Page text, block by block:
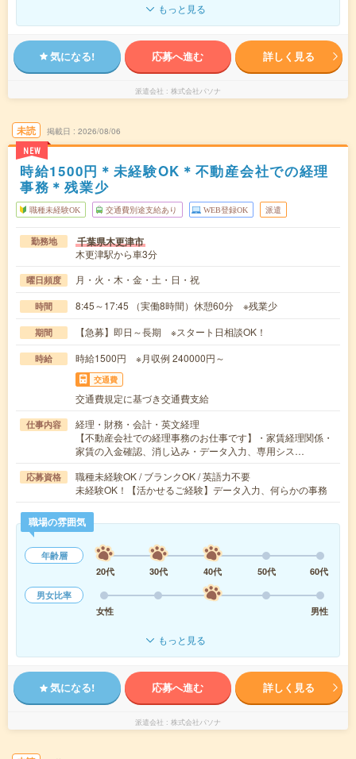
もっと見る
気になる! 応募へ進む 詳しく見る
派遣会社 株式会社パソナ
未読
NEW
掲載日 2026/08/06
時給1500円＊未経験OK＊不動産会社での経理
事務＊残業少
職種未経験OK 交通費別途支給あり WEB登録OK 派遣
勤務地 千葉県木更津市
木更津駅から車3分
曜日頻度 月・火・木・金・土・日・祝
時間 8:45～17:45 （実働8時間）休憩60分 ※残業少
期間 【急募】即日～長期 ※スタート日相談OK！
時給 時給1500円 ※月収例 240000円～
交通費
交通費規定に基づき交通費支給
仕事内容
経理・財務・会計・英文経理
【不動産会社での経理事務のお仕事です】・家賃経理関係・
家賃の入金確認、消し込み・データ入力、専用シス…
応募資格
職種未経験OK / ブランクOK / 英語力不要
未経験OK！【活かせるご経験】データ入力、何らかの事務
職場の雰囲気
年齢層
20代
30代 40代 50代
60代
男女比率
女性
男性
もっと見る
気になる! 応募へ進む 詳しく見る
派遣会社 株式会社パソナ